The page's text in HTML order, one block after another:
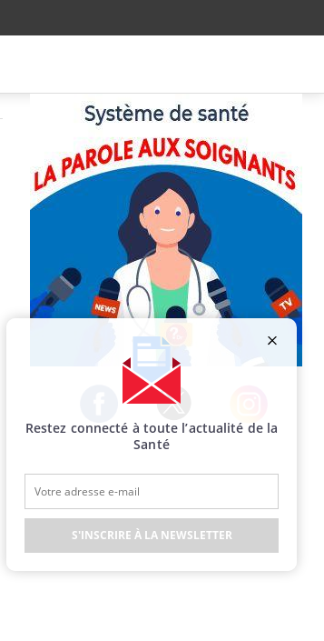
Facebook Twitter Instagram
Restez connecté à toute l’actualité de la
Santé
S'INSCRIRE À LA NEWSLETTER